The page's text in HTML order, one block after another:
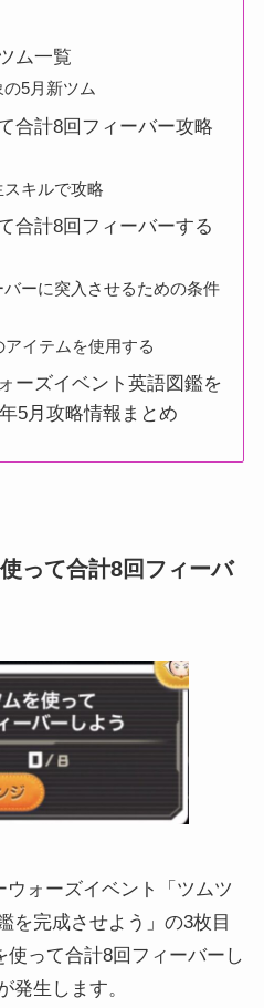
ム一覧
5月新ツム
合計8回フィーバー攻略
キルで攻略
合計8回フィーバーする
ーに突入させるための条件
アイテムを使用する
ーズイベント英語図鑑を
5月攻略情報まとめ
って合計8回フィーバ
ォーズイベント「ツムツ
を完成させよう」の3枚目
って合計8回フィーバーし
発生します。